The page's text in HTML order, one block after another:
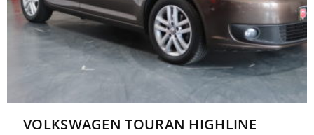
VOLKSWAGEN TOURAN HIGHLINE